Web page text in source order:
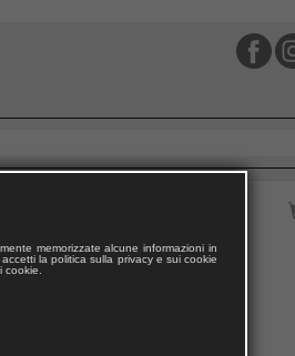
memorizzate alcune informazioni in
la politica sulla privacy e sui cookie